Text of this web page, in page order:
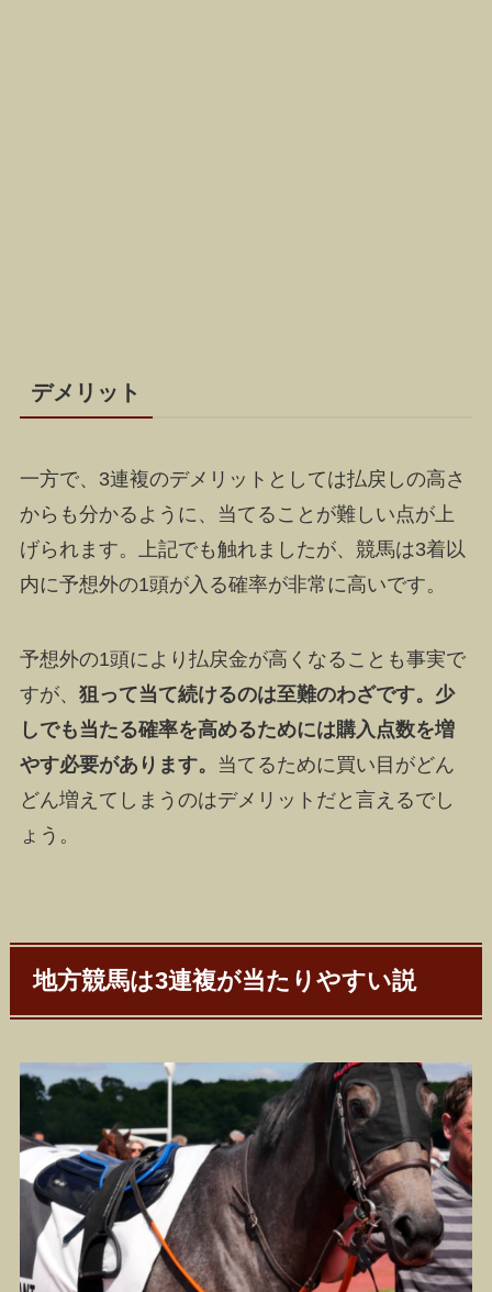
デメリット
一方で、3連複のデメリットとしては払戻しの高さ
からも分かるように、当てることが難しい点が上
げられます。上記でも触れましたが、競馬は3着以
内に予想外の1頭が入る確率が非常に高いです。
予想外の1頭により払戻金が高くなることも事実で
すが、 狙って当て続けるのは至難のわざです。少
しでも当たる確率を高めるためには購入点数を増
やす必要があります。 当てるために買い目がどん
どん増えてしまうのはデメリットだと言えるでし
ょう。
地方競馬は3連複が当たりやすい説